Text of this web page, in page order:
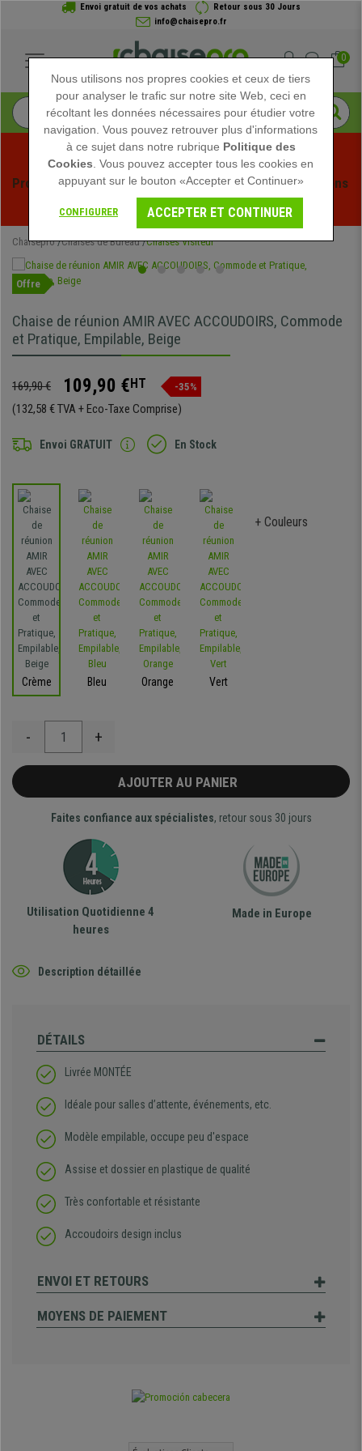
Envoi gratuit de vos achats
Retour sous 30 Jours
info@chaisepro.fr
0
Profitez des soldes d'été chez Chaisepro ! Des réductions
exclusives pour une durée limitée - Voir l'offre
Chaisepro Chaises de Bureau Chaises Visiteur
Offre
Chaise de réunion AMIR AVEC ACCOUDOIRS, Commode
et Pratique, Empilable, Beige
169,90 € 109,90 €HT -35%
(132,58 € TVA + Eco-Taxe Comprise)
Envoi GRATUIT En Stock
Crème Bleu Orange Vert
+ Couleurs
- +
AJOUTER AU PANIER
Faites confiance aux spécialistes, retour sous 30 jours
Utilisation Quotidienne 4
heures
Made in Europe
Description détaillée
DÉTAILS
Livrée MONTÉE
Idéale pour salles d’attente, événements, etc.
Modèle empilable, occupe peu d'espace
Assise et dossier en plastique de qualité
Très confortable et résistante
Accoudoirs design inclus
ENVOI ET RETOURS
MOYENS DE PAIEMENT
Nous utilisons nos propres cookies et ceux de tiers
pour analyser le trafic sur notre site Web, ceci en
récoltant les données nécessaires pour étudier votre
navigation. Vous pouvez retrouver plus d'informations
à ce sujet dans notre rubrique Politique des
Cookies . Vous pouvez accepter tous les cookies en
appuyant sur le bouton «Accepter et Continuer»
CONFIGURER ACCEPTER ET CONTINUER